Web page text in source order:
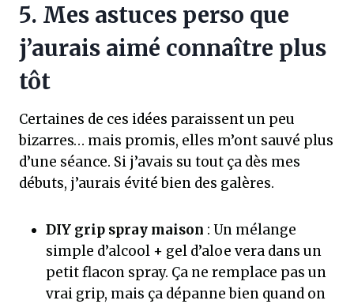
5. Mes astuces perso que
j’aurais aimé connaître plus
tôt
Certaines de ces idées paraissent un peu
bizarres… mais promis, elles m’ont sauvé plus
d’une séance. Si j’avais su tout ça dès mes
débuts, j’aurais évité bien des galères.
DIY grip spray maison : Un mélange
simple d’alcool + gel d’aloe vera dans un
petit flacon spray. Ça ne remplace pas un
vrai grip, mais ça dépanne bien quand on